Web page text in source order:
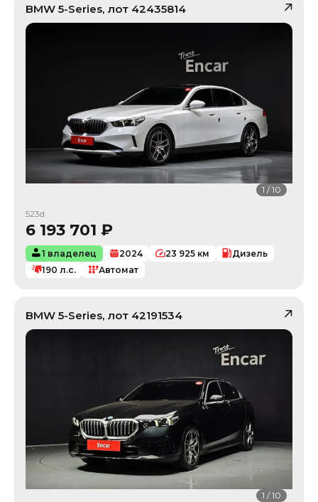
BMW 5-Series, лот 42435814
1 /10
523d
6 193 701 ₽
1 владелец 2024 23 925 км
Дизель
190 л.с. Автомат
BMW 5-Series, лот 42191534
1 /10